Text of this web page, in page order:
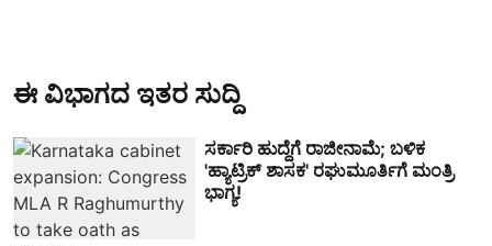
ಈ ವಿಭಾಗದ ಇತರ ಸುದ್ದಿ
ಸರ್ಕಾರಿ ಹುದ್ದೆಗೆ ರಾಜೀನಾಮೆ; ಬಳಿಕ
'ಹ್ಯಾಟ್ರಿಕ್ ಶಾಸಕ' ರಘುಮೂರ್ತಿಗೆ ಮಂತ್ರಿ
ಭಾಗ್ಯ!